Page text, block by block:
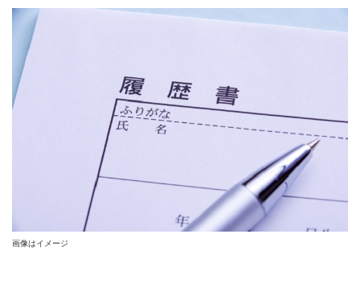
画像はイメージ